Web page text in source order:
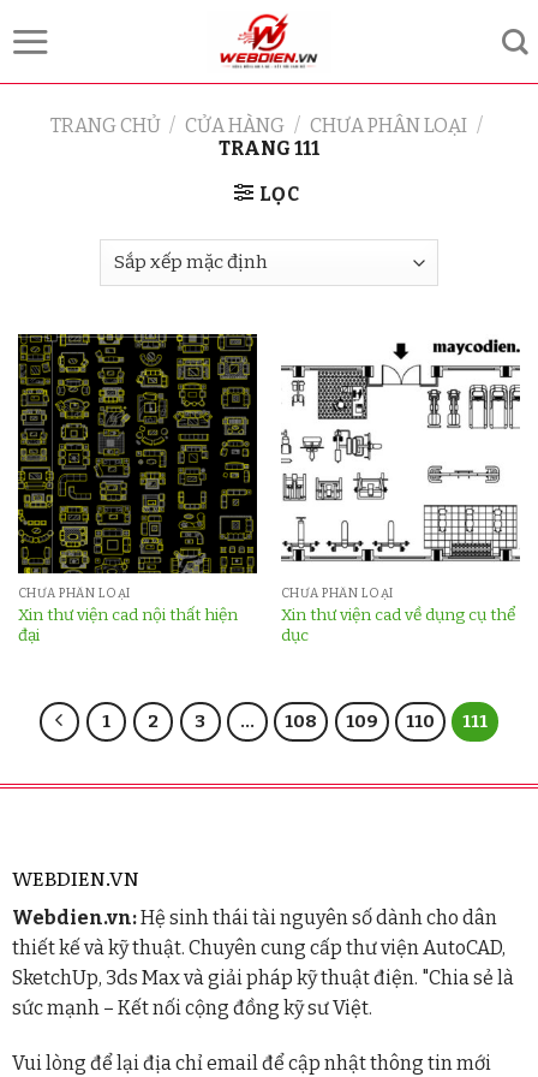
to
TRANG CHỦ / CỬA HÀNG / CHƯA PHÂN LOẠI /
TRANG 111
LỌC
CHƯA PHÂN LOẠI
Xin thư viện cad nội thất hiện
đại
CHƯA PHÂN LOẠI
Xin thư viện cad về dụng cụ thể
dục
1 2 3 … 108 109 110 111
WEBDIEN.VN
Webdien.vn:Hệ sinh thái tài nguyên số dành cho dân
thiết kế và kỹ thuật. Chuyên cung cấp thư viện AutoCAD,
SketchUp, 3ds Max và giải pháp kỹ thuật điện. "Chia sẻ là
sức mạnh – Kết nối cộng đồng kỹ sư Việt.
Vui lòng để lại địa chỉ email để cập nhật thông tin mới